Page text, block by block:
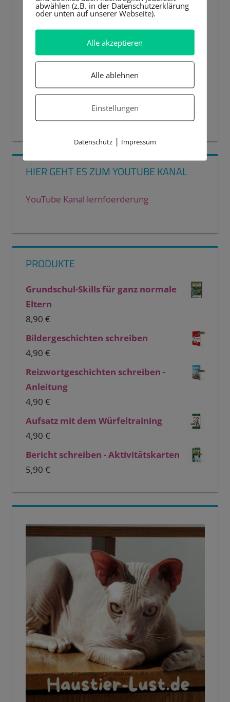
HIER GEHT ES ZUM YOUTUBE KANAL
YouTube Kanal lernfoerderung
PRODUKTE
Grundschul-Skills für ganz normale
Eltern
8,90 €
Bildergeschichten schreiben
4,90 €
Reizwortgeschichten schreiben -
Anleitung
4,90 €
Aufsatz mit dem Würfeltraining
4,90 €
Bericht schreiben - Aktivitätskarten
5,90 €
abwählen (z.B. in der Datenschutzerklärung
oder unten auf unserer Webseite).
Alle akzeptieren
Alle ablehnen
Einstellungen
Datenschutz| Impressum